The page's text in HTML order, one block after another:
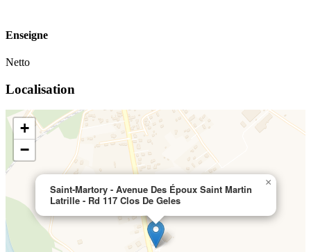
Enseigne
Netto
Localisation
Saint-Martory - Avenue Des Époux Saint Martin
Latrille - Rd 117 Clos De Geles
×
+
−